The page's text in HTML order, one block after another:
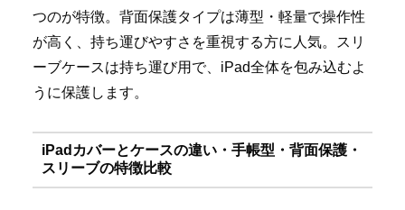
つのが特徴。背面保護タイプは薄型・軽量で操作性
が高く、持ち運びやすさを重視する方に人気。スリ
ーブケースは持ち運び用で、iPad全体を包み込むよ
うに保護します。
iPadカバーとケースの違い・手帳型・背面保護・
スリーブの特徴比較